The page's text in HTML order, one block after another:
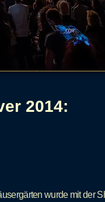
2014:
wurde mit der